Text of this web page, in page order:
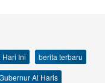
Hari Ini
berita terbaru
Al Haris